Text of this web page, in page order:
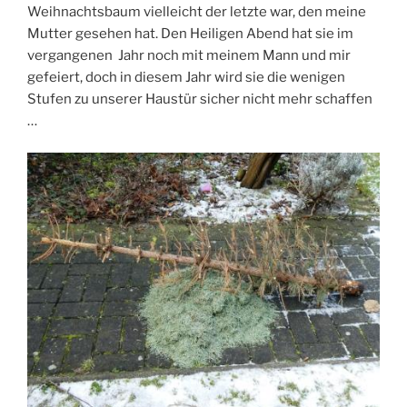
Weihnachtsbaum vielleicht der letzte war, den meine
Mutter gesehen hat. Den Heiligen Abend hat sie im
vergangenen Jahr noch mit meinem Mann und mir
gefeiert, doch in diesem Jahr wird sie die wenigen
Stufen zu unserer Haustür sicher nicht mehr schaffen
…